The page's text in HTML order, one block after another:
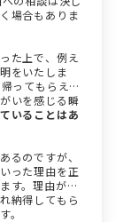
場合もありま
た上で、例え
をいたしま
ってもらえた
いを感じる瞬
いることはあ
るのですが、
った理由を正
す。理由がわ
納得してもら
。